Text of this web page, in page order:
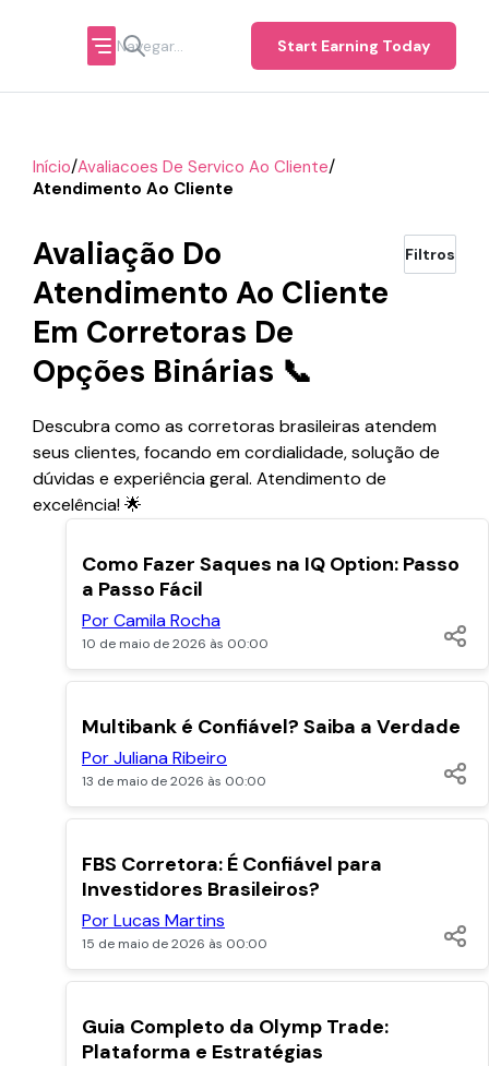
Start Earning Today
Início/Avaliacoes De Servico Ao Cliente/
Atendimento Ao Cliente
Avaliação Do
Atendimento Ao Cliente
Em Corretoras De
Opções Binárias 📞
Filtros
Descubra como as corretoras brasileiras atendem
seus clientes, focando em cordialidade, solução de
dúvidas e experiência geral. Atendimento de
excelência! 🌟
POPULARES
Como Fazer Saques na IQ Option: Passo
a Passo Fácil
Por Camila Rocha
10 de maio de 2026 às 00:00
POPULARES
Multibank é Confiável? Saiba a Verdade
Por Juliana Ribeiro
13 de maio de 2026 às 00:00
FBS Corretora: É Confiável para
Investidores Brasileiros?
Por Lucas Martins
15 de maio de 2026 às 00:00
Guia Completo da Olymp Trade:
Plataforma e Estratégias